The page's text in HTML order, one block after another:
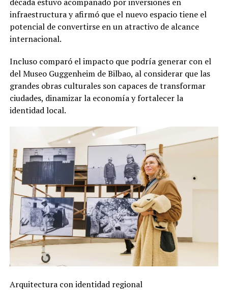
infraestructura y afirmó que el nuevo espacio tiene el
potencial de convertirse en un atractivo de alcance
internacional.
Incluso comparó el impacto que podría generar con el
del Museo Guggenheim de Bilbao, al considerar que las
grandes obras culturales son capaces de transformar
ciudades, dinamizar la economía y fortalecer la
identidad local.
Arquitectura con identidad regional